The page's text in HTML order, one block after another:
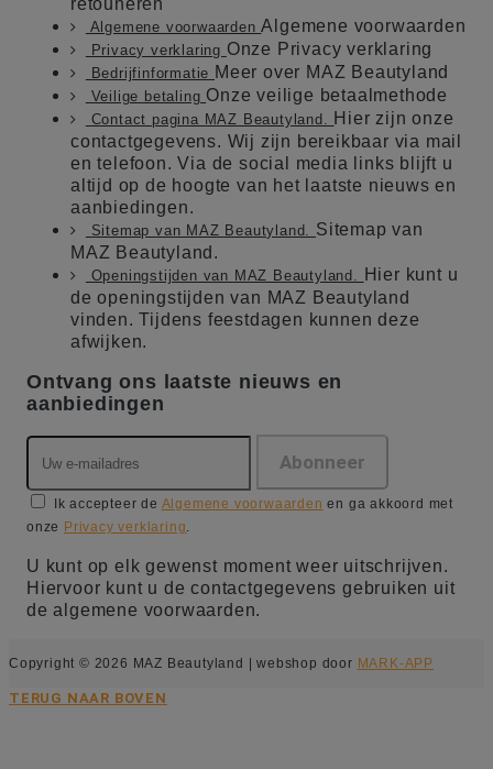
Algemene voorwaardenAlgemene voorwaarden
Privacy verklaring Onze Privacy verklaring
Bedrijfinformatie Meer over MAZ Beautyland
Veilige betaling Onze veilige betaalmethode
Contact pagina MAZ Beautyland.
Hier zijn onze
contactgegevens. Wij zijn bereikbaar via mail
en telefoon. Via de social media links blijft u
altijd op de hoogte van het laatste nieuws en
aanbiedingen.
Sitemap van MAZ Beautyland. Sitemap van
MAZ Beautyland.
Openingstijden van MAZ Beautyland.
Hier kunt u
de openingstijden van MAZ Beautyland
vinden. Tijdens feestdagen kunnen deze
afwijken.
Ontvang ons laatste nieuws en
aanbiedingen
Ik accepteer de Algemene voorwaarden en ga akkoord met
onze Privacy verklaring.
U kunt op elk gewenst moment weer uitschrijven.
Hiervoor kunt u de contactgegevens gebruiken uit
de algemene voorwaarden.
Copyright © 2026 MAZ Beautyland | webshop door MARK-APP
TERUG NAAR BOVEN